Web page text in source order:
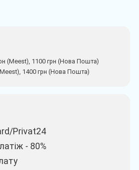
(Meest), 1100 грн (Нова Пошта)
1400 грн (Нова Пошта)
Privat24
- 80%